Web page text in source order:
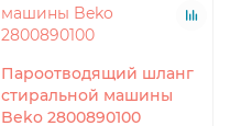
Пароотводящий шланг
стиральной машины
Beko 2800890100